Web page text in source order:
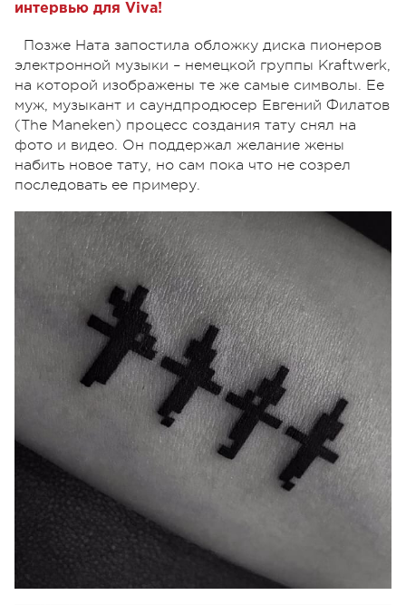
интервью для Viva!
Позже Ната запостила обложку диска пионеров
электронной музыки – немецкой группы Kraftwerk,
на которой изображены те же самые символы. Ее
муж, музыкант и саундпродюсер Евгений Филатов
(The Maneken) процесс создания тату снял на
фото и видео. Он поддержал желание жены
набить новое тату, но сам пока что не созрел
последовать ее примеру.